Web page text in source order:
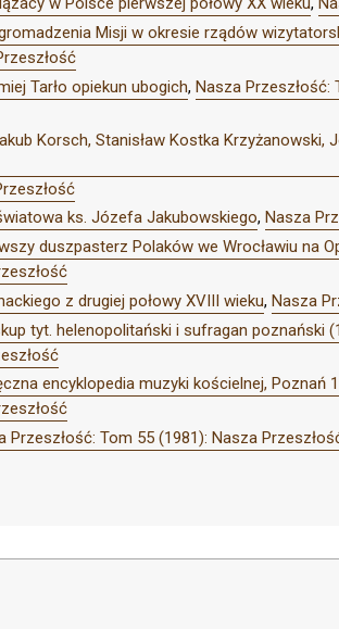
Misji w okresie rządów
Tarło opiekun ubogich, Nasza Przeszłość:
Korsch, Stanisław Kostka
ks. Józefa Jakubowskiego, Nasza
duszpasterz Polaków we Wrocławiu na
z drugiej połowy XVIII wieku, Nasza
tyt. helenopolitański i sufragan poznański
encyklopedia muzyki kościelnej, Poznań
Przeszłość: Tom 55 (1981): Nasza